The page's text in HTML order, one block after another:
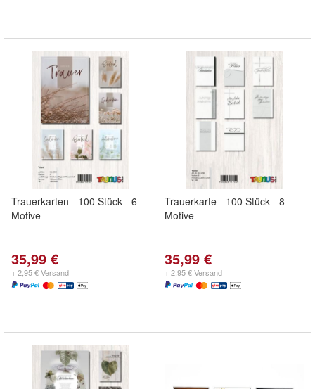
Trauerkarten - 100 Stück - 6
Motive
35,99 €
+ 2,95 € Versand
Trauerkarte - 100 Stück - 8
Motive
35,99 €
+ 2,95 € Versand